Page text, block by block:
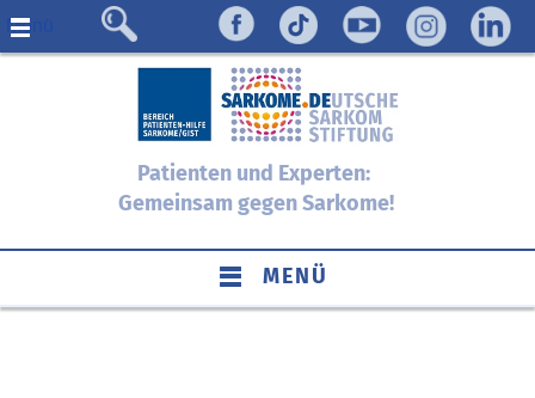
Menü
Patienten und Experten:
Gemeinsam gegen Sarkome!
MENÜ